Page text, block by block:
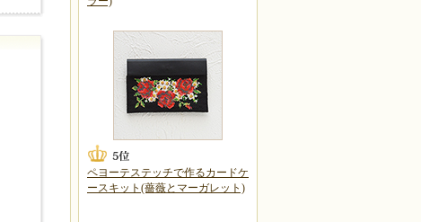
ペヨーテステッチで作るカードケ
ースキット(薔薇とマーガレット)